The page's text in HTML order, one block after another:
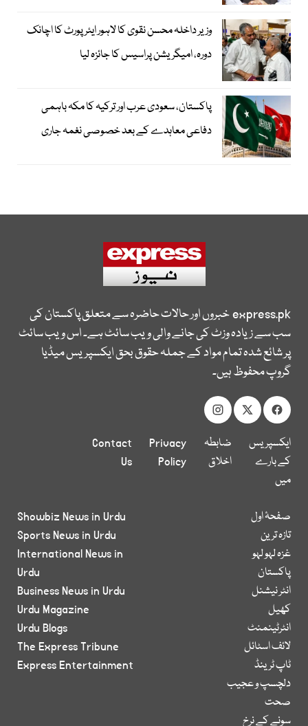
وزیر داخلہ محسن نقوی کا لاہور ایئر پورٹ کا اچانک
دورہ، امیگریشن پراسیس کا جائزہ لیا
پاکستان، سعودی عرب اور ترکیہ کا مکہ باہمی
دفاعی معاہدے کے بعد خصوصی نغمہ جاری
express.pkخبروں اور حالات حاضرہ سے متعلق پاکستان کی
سب سے زیادہ وزٹ کی جانے والی ویب سائٹ ہے۔ اس ویب سائٹ
پر شائع شدہ تمام مواد کے جملہ حقوق بحق ایکسپریس میڈیا
گروپ محفوظ ہیں۔
ایکسپریس
کے بارے
میں
ضابطہ
اخلاق
Privacy
Policy
Contact
Us
صفحۂ اول
تازہ ترین
غزہ لہو لہو
پاکستان
انٹر نیشنل
کھیل
انٹرٹینمنٹ
لائف اسٹائل
ٹاپ ٹرینڈ
دلچسپ و عجیب
صحت
سونے کے نرخ
Showbiz News in Urdu
Sports News in Urdu
International News in
Urdu
Business News in Urdu
Urdu Magazine
Urdu Blogs
The Express Tribune
Express Entertainment